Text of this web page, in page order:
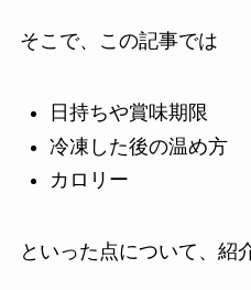
そこで、この記事では
日持ちや賞味期限
冷凍した後の温め方
カロリー
といった点について、紹